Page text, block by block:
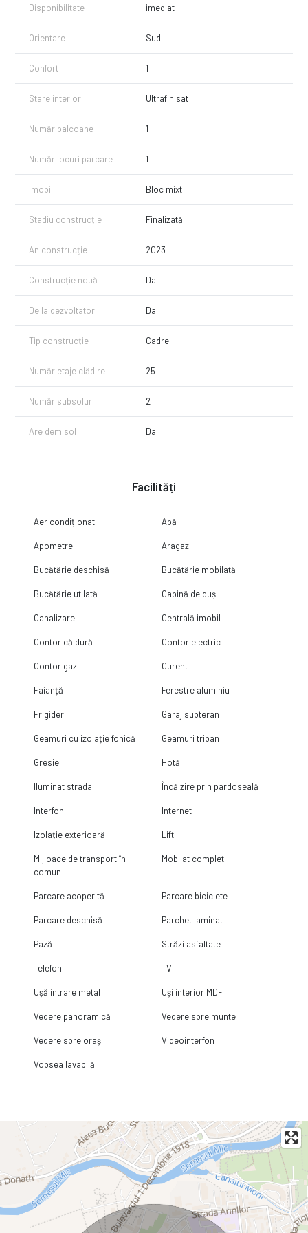
Disponibilitate imediat
Orientare Sud
Confort 1
Stare interior Ultrafinisat
Număr balcoane 1
Număr locuri parcare 1
Imobil Bloc mixt
Stadiu construcție Finalizată
An construcție 2023
Construcție nouă Da
De la dezvoltator Da
Tip construcție Cadre
Număr etaje clădire 25
Număr subsoluri 2
Are demisol Da
Facilități
Aer condiționat Apă
Apometre Aragaz
Bucătărie deschisă Bucătărie mobilată
Bucătărie utilată Cabină de duș
Canalizare Centrală imobil
Contor căldură Contor electric
Contor gaz Curent
Faianță Ferestre aluminiu
Frigider Garaj subteran
Geamuri cu izolație fonică Geamuri tripan
Gresie Hotă
Iluminat stradal Încălzire prin pardoseală
Interfon Internet
Izolație exterioară Lift
Mijloace de transport în
comun
Mobilat complet
Parcare acoperită Parcare biciclete
Parcare deschisă Parchet laminat
Pază Străzi asfaltate
Telefon TV
Ușă intrare metal Uși interior MDF
Vedere panoramică Vedere spre munte
Vedere spre oraș Videointerfon
Vopsea lavabilă